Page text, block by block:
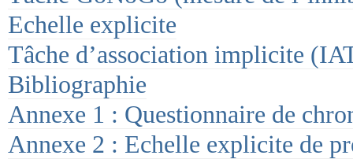
Echelle explicite
Tâche d’association implicite
Bibliographie
Annexe 1 : Questionnaire de
Annexe 2 : Echelle explicite de